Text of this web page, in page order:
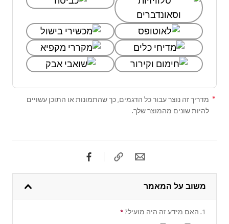
מדריך זה נוצר עבור כל הדגמים, כך שהתמונות או התוכן עשויים
להיות שונים מהמוצר שלך.
משוב על המאמר
1. האם מידע זה היה מועיל? *